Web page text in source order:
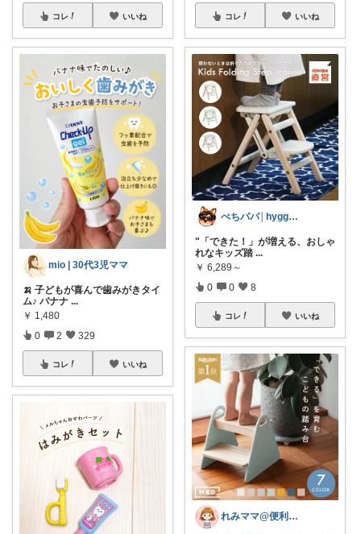
コレ いいね
mio | 30代3児ママ
🍌 子どもが喜んで歯みがきタイ
ム♪ バナナ ...
￥ 1,480
0 2 329
コレ いいね
コレ いいね
ぺちパパ│hyggeな心意気を大切に🌿
"「できた！」が増える、おしゃ
れなキッズ踏 ...
￥ 6,289～
0 0 8
コレ いいね
れみママ@便利雑貨¸¸kids